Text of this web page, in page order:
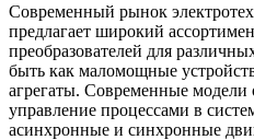
Современный рынок
предлагает широкий
преобразователей для
быть как маломощные
агрегаты. Современные модели
управление процессами в
асинхронные и синхронные